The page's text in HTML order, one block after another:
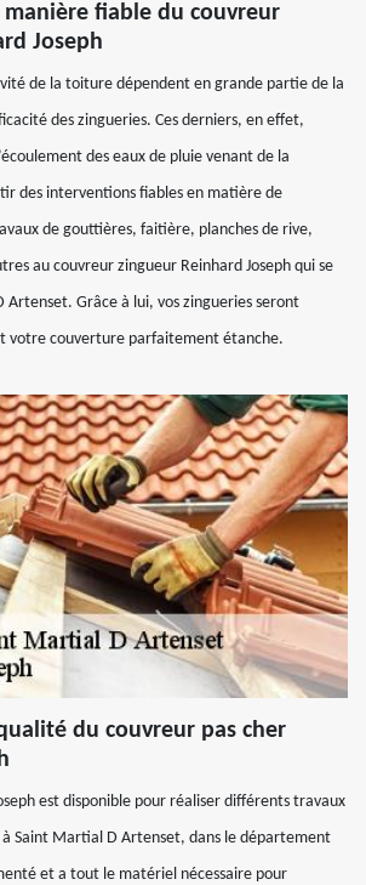
fiable du couvreur
Joseph
de la toiture dépendent en grande partie de la
des zingueries. Ces derniers, en effet,
des eaux de pluie venant de la
des interventions fiables en matière de
de gouttières, faitière, planches de rive,
au couvreur zingueur Reinhard Joseph qui se
Grâce à lui, vos zingueries seront
votre couverture parfaitement étanche.
du couvreur pas cher
est disponible pour réaliser différents travaux
Saint Martial D Artenset, dans le département
et a tout le matériel nécessaire pour